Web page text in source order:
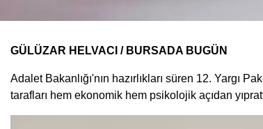
GÜLÜZAR HELVACI / BURSADA BUGÜN
Adalet Bakanlığı'nın hazırlıkları süren 12. Yargı
tarafları hem ekonomik hem psikolojik açıdan